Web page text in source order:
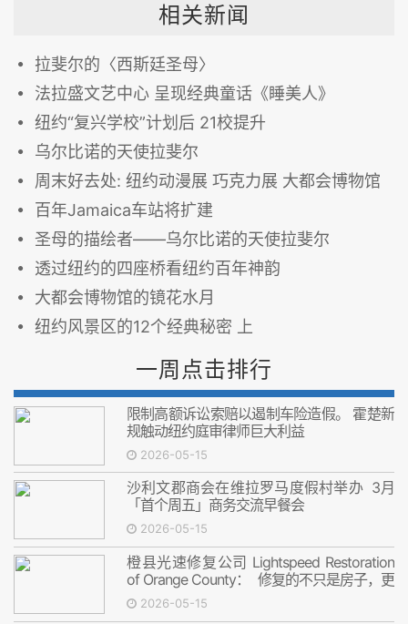
相关新闻
拉斐尔的〈西斯廷圣母〉
法拉盛文艺中心 呈现经典童话《睡美人》
纽约“复兴学校”计划后 21校提升
乌尔比诺的天使拉斐尔
周末好去处: 纽约动漫展 巧克力展 大都会博物馆
百年Jamaica车站将扩建
圣母的描绘者——乌尔比诺的天使拉斐尔
透过纽约的四座桥看纽约百年神韵
大都会博物馆的镜花水月
纽约风景区的12个经典秘密 上
一周点击排行
限制高额诉讼索赔以遏制车险造假。 霍楚新
规触动纽约庭审律师巨大利益
2026-05-15
沙利文郡商会在维拉罗马度假村举办 3月
「首个周五」商务交流早餐会
2026-05-15
橙县光速修复公司 Lightspeed Restoration
of Orange County： 修复的不只是房子，更
是安心
2026-05-15